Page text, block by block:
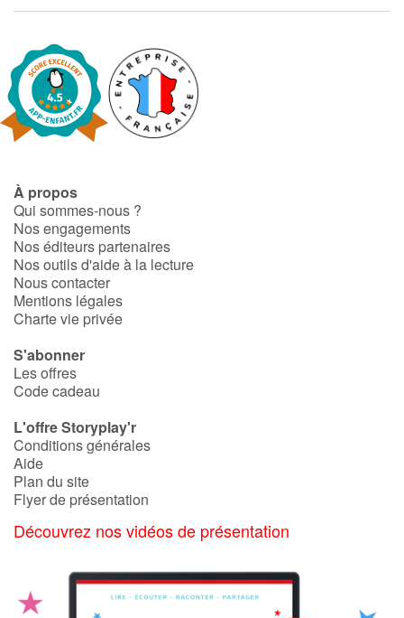
Fable, mythe, littérature et poésie
Princesses et princes, rois, reines et dragons
Ogres, monstres et sorcières
Héroïnes et héros
Écologie, nature, saisons
Les animaux
Voyage, épopée, enquête, aventure
Autour du monde
Apprentissage
Documentaires
En famille
Quotidien et loisirs
À l'école
À propos
Qui sommes-nous ?
Nos engagements
Nos éditeurs partenaires
Nos outils d'aide à la lecture
Nous contacter
Mentions légales
Charte vie privée
S'abonner
Les offres
Code cadeau
L'offre Storyplay'r
Conditions générales
Aide
Plan du site
Flyer de présentation
Découvrez nos vidéos de présentation